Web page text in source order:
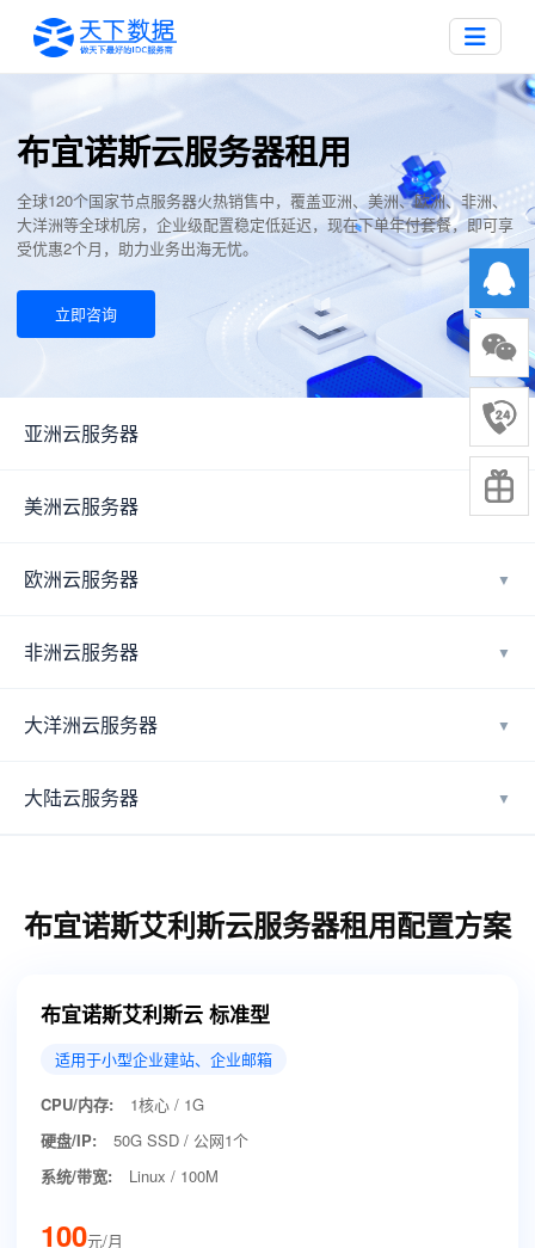
布宜诺斯云服务器租用
全球120个国家节点服务器火热销售中，覆盖亚洲、美洲、欧洲、非洲、
大洋洲等全球机房，企业级配置稳定低延迟，现在下单年付套餐，即可享
受优惠2个月，助力业务出海无忧。
立即咨询
亚洲云服务器 ▼
美洲云服务器 ▼
欧洲云服务器 ▼
非洲云服务器 ▼
大洋洲云服务器 ▼
大陆云服务器 ▼
布宜诺斯艾利斯云服务器租用配置方案
布宜诺斯艾利斯云 标准型
适用于小型企业建站、企业邮箱
CPU/内存:
1核心 / 1G
硬盘/IP:
50G SSD / 公网1个
系统/带宽:
Linux / 100M
100元/月